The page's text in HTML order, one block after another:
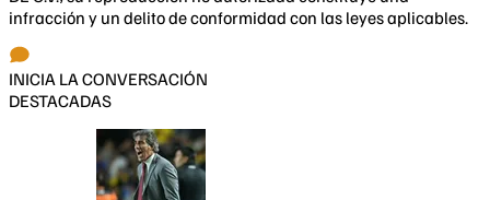
infracción y un delito de conformidad con las leyes aplicables.
INICIA LA CONVERSACIÓN
DESTACADAS